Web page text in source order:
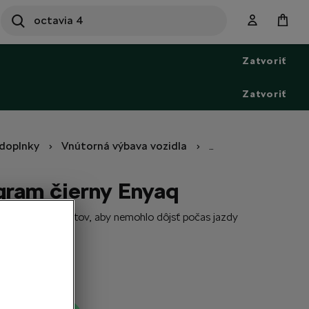
Zatvoriť
Zatvoriť
Vnútorná výbava vozidla Sieťové programy
čierny Enyaq
predmetov, aby nemohlo dôjsť počas jazdy